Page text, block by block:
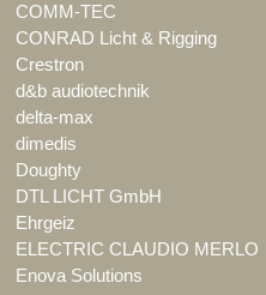
COMM-TEC
CONRAD Licht & Rigging
Crestron
d&b audiotechnik
delta-max
dimedis
Doughty
DTL LICHT GmbH
Ehrgeiz
ELECTRIC CLAUDIO MERLO
Enova Solutions